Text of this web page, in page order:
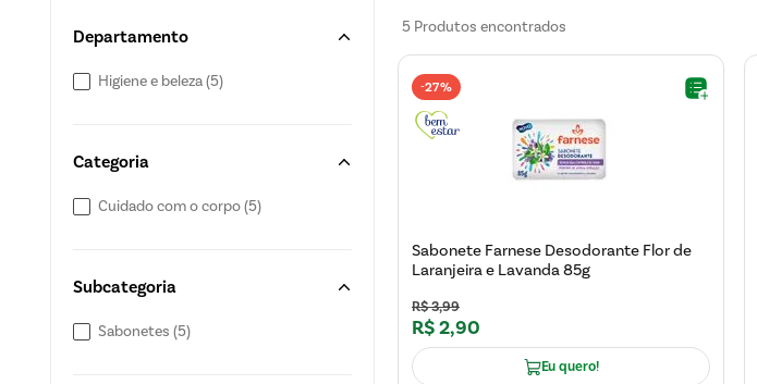
Departamento
Higiene e beleza (5)
Categoria
Cuidado com o corpo (5)
Subcategoria
Sabonetes (5)
5 Produtos
-27%
Sabonete Farnese Desodorante Flor de
Laranjeira e Lavanda 85g
R$3,99
R$2,90
Eu quero!